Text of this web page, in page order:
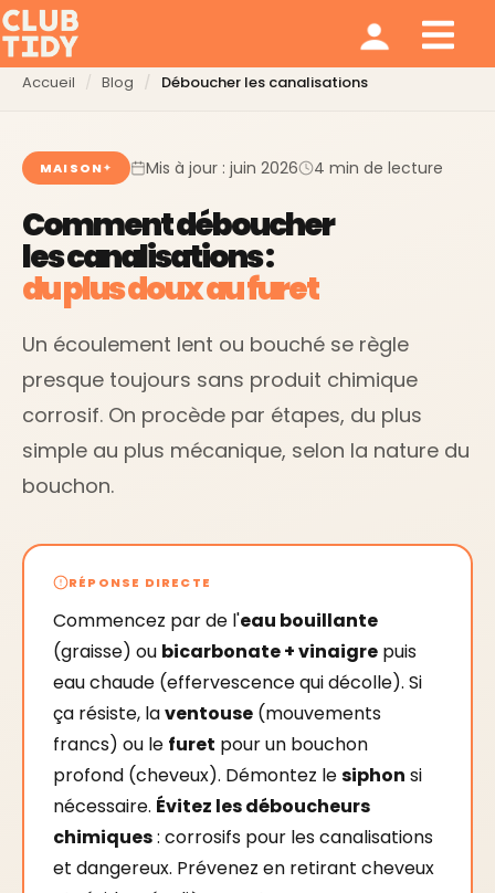
Accueil Blog Déboucher les canalisations
MAISON Mis à jour : juin 2026 4 min de lecture
Comment déboucher
les canalisations :
du plus doux au furet
Un écoulement lent ou bouché se règle
presque toujours sans produit chimique
corrosif. On procède par étapes, du plus
simple au plus mécanique, selon la nature du
bouchon.
RÉPONSE DIRECTE
Commencez par de l'eau bouillante
(graisse) ou bicarbonate + vinaigre puis
eau chaude (effervescence qui décolle). Si
ça résiste, laventouse (mouvements
francs) ou le furet pour un bouchon
profond (cheveux). Démontez lesiphon si
nécessaire. Évitez les déboucheurs
chimiques: corrosifs pour les canalisations
et dangereux. Prévenez en retirant cheveux